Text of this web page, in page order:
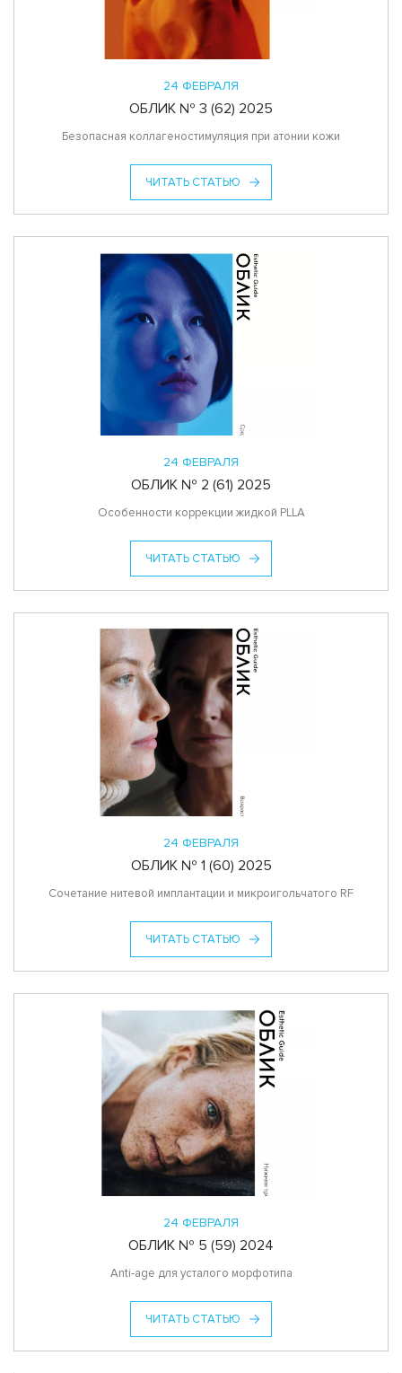
24 ФЕВРАЛЯ
ОБЛИК № 3 (62) 2025
Безопасная коллагеностимуляция при атонии кожи
ЧИТАТЬ СТАТЬЮ
24 ФЕВРАЛЯ
ОБЛИК № 2 (61) 2025
Особенности коррекции жидкой PLLA
ЧИТАТЬ СТАТЬЮ
24 ФЕВРАЛЯ
ОБЛИК № 1 (60) 2025
Сочетание нитевой имплантации и микроигольчатого RF
ЧИТАТЬ СТАТЬЮ
24 ФЕВРАЛЯ
ОБЛИК № 5 (59) 2024
Anti-age для усталого морфотипа
ЧИТАТЬ СТАТЬЮ